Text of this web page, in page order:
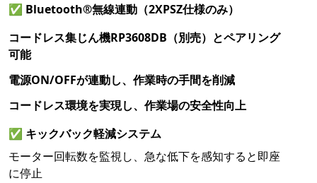
✅ Bluetooth®無線連動（2XPSZ仕様のみ）
コードレス集じん機RP3608DB（別売）とペアリング
可能
電源ON/OFFが連動し、作業時の手間を削減
コードレス環境を実現し、作業場の安全性向上
✅ キックバック軽減システム
モーター回転数を監視し、急な低下を感知すると即座
に停止